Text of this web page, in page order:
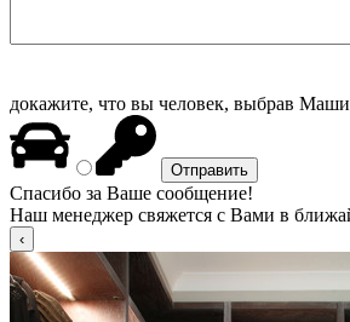
докажите, что вы человек, выбрав
Спасибо за Ваше сообщение!
Наш менеджер свяжется с Вами в